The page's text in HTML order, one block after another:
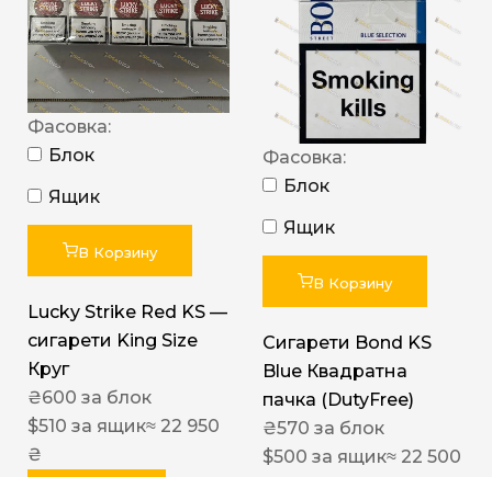
Фасовка:
Блок
Ящик
В Корзину
Lucky Strike Red KS —
сигарети King Size
Круг
₴600 за блок
$510 за ящик≈ 22 950
₴
Фасовка:
Блок
Ящик
В Корзину
Сигарети Bond KS
Blue Квадратна
пачка (DutyFree)
₴570 за блок
$500 за ящик≈ 22 500